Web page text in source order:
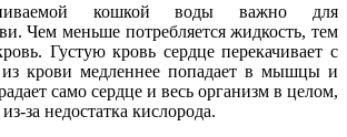
кошкой воды важно для
Чем меньше потребляется жидкость, тем
Густую кровь сердце перекачивает с
из крови медленнее попадает в мышцы и
само сердце и весь организм в целом,
за недостатка кислорода.